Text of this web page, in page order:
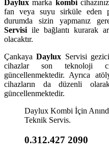
Daylux marka kombi
fan veya suyu sirküle eden
durumda sizin yapmanız
Servisi ile bağlantı kurarak
olacaktır.
ÇankayaDaylux Servisi
cihazlar son teknoloji
güncellenmektedir. Ayrıca
cihazların da düzenli
güncellenmektedir.
Daylux Kombi İçin
Teknik Servis.
0.312.427 2090